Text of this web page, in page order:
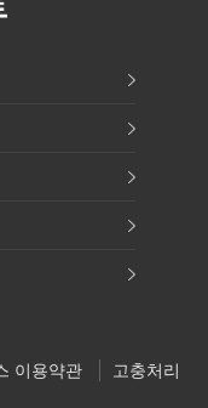
이용약관
고충처리